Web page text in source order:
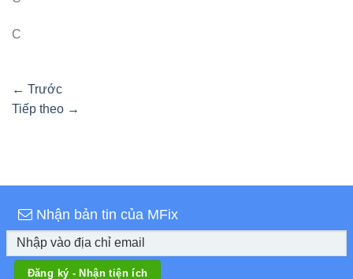
C
← Trước
Tiếp theo →
Nhận bản tin của MFix